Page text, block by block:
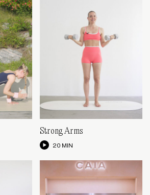
Strong Arms
20 MIN